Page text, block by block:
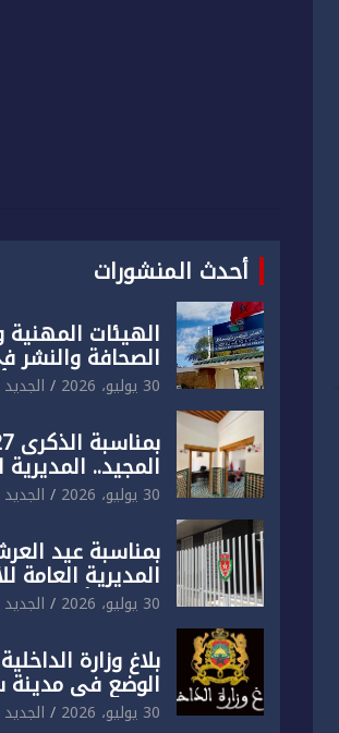
أحدث المنشورات
الهيئات المهنية
الصحافة والنشر
رفضها القاطع
مُعدة على
ومصلحي ضيق”
30 يوليو، 2026
المجيد.. المديرية
الوطني تفتتح
الشرطة
30 يوليو، 2026
بمناسبة عيد
المديرية العامة
البنية الأمنية
فرقتين جديدتين
30 يوليو، 2026
بلاغ وزارة
الوضع في مدينة
بالحكم الذاتي
30 يوليو، 2026